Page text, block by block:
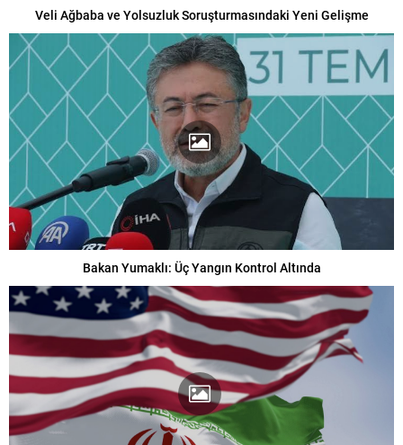
Veli Ağbaba ve Yolsuzluk Soruşturmasındaki Yeni Gelişme
Bakan Yumaklı: Üç Yangın Kontrol Altında